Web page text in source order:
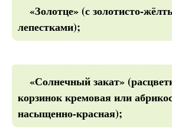
«Золотце» (с золотисто-
лепестками);
«Солнечный закат»
корзинок кремовая или
насыщенно-красная);